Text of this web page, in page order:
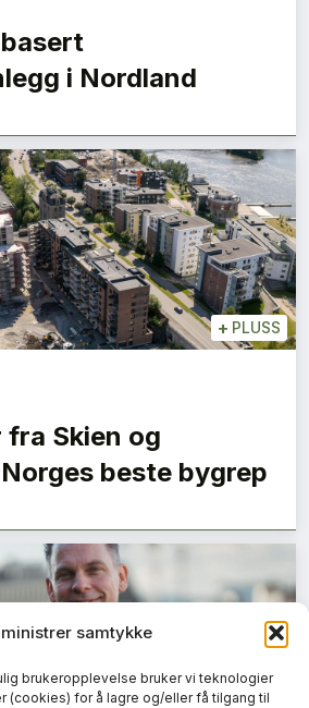
samtykke
brukeropplevelse bruker vi teknologier
(cookies) for å lagre og/eller få tilgang til
i Nordland
+ PLUSS
fra Skien og
beste bygrep